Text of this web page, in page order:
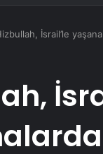
İsrail’le